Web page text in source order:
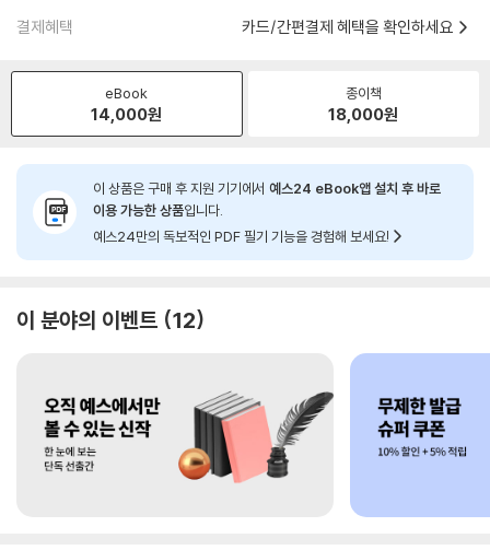
결제혜택 카드/간편결제 혜택을 확인하세요
eBook
14,000원
종이책
18,000원
이 상품은 구매 후 지원 기기에서 예스24 eBook앱 설치 후 바로
이용 가능한 상품입니다.
예스24만의 독보적인 PDF 필기 기능을 경험해 보세요!
이 분야의 이벤트 12